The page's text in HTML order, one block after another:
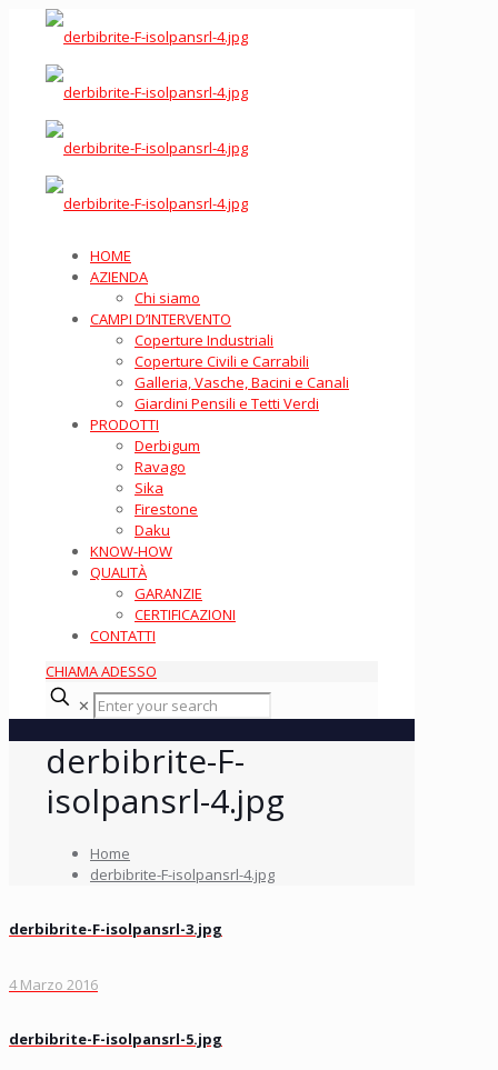
HOME
AZIENDA
Chi siamo
CAMPI D’INTERVENTO
Coperture Industriali
Coperture Civili e Carrabili
Galleria, Vasche, Bacini e Canali
Giardini Pensili e Tetti Verdi
PRODOTTI
Derbigum
Ravago
Sika
Firestone
Daku
KNOW-HOW
QUALITÀ
GARANZIE
CERTIFICAZIONI
CONTATTI
CHIAMA ADESSO
✕
derbibrite-F-
isolpansrl-4.jpg
Home
derbibrite-F-isolpansrl-4.jpg
derbibrite-F-isolpansrl-3.jpg
4 Marzo 2016
derbibrite-F-isolpansrl-5.jpg